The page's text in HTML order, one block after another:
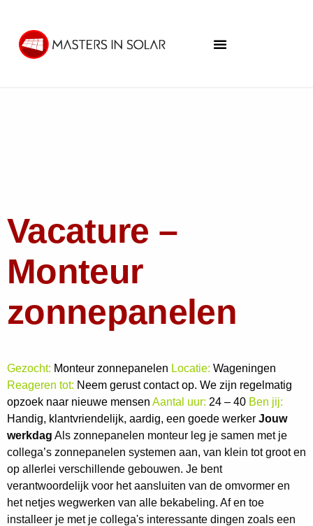
Vacature –
Monteur
zonnepanelen
Gezocht: Monteur zonnepanelen Locatie: Wageningen
Reageren tot: Neem gerust contact op. We zijn regelmatig
opzoek naar nieuwe mensen Aantal uur: 24 – 40 Ben jij:
Handig, klantvriendelijk, aardig, een goede werker Jouw
werkdag Als zonnepanelen monteur leg je samen met je
collega’s zonnepanelen systemen aan, van klein tot groot en
op allerlei verschillende gebouwen. Je bent
verantwoordelijk voor het aansluiten van de omvormer en
het netjes wegwerken van alle bekabeling. Af en toe
installeer je met je collega's interessante dingen zoals een